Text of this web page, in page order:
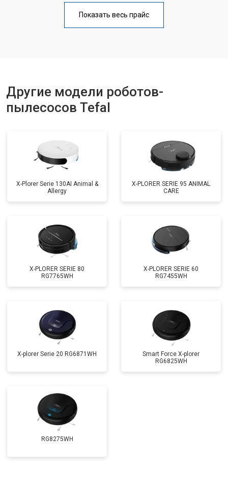
Показать весь прайс
Другие модели роботов-
пылесосов Tefal
X-Plorer Serie 130AI Animal &
Allergy
X-PLORER SERIE 95 ANIMAL
CARE
X-PLORER SERIE 80
RG7765WH
X-PLORER SERIE 60
RG7455WH
X-plorer Serie 20 RG6871WH
Smart Force X-plorer
RG6825WH
RG8275WH